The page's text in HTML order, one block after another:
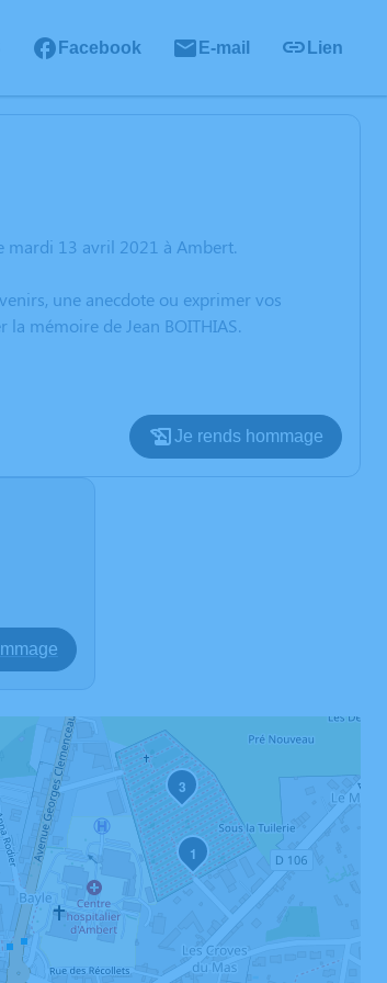
Facebook E-mail Lien
mardi 13 avril 2021 à Ambert.
une anecdote ou exprimer vos
mémoire de Jean BOITHIAS.
Je rends hommage
1
3